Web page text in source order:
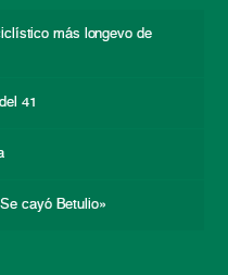
más longevo de
41
cayó Betulio»